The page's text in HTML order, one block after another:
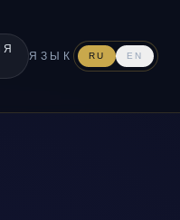
ЯЗЫК RU EN